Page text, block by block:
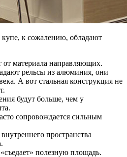
к сожалению, обладают
от материала направляющих.
рельсы из алюминия, они
А вот стальная конструкция не
будут больше, чем у
сопровождается сильным
пространства
полезную площадь.